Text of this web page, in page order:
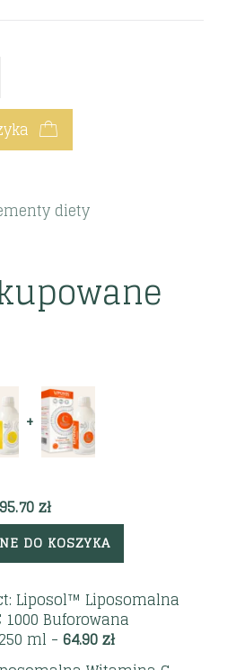
diety
+
zł
DO KOSZYKA
Liposol™ Liposomalna
Buforowana
ml -64.90zł